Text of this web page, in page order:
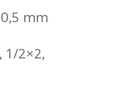
mm
1/2×2,